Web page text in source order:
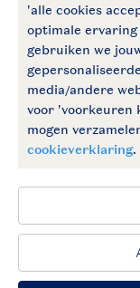
Vakantietips &
Disclaimer